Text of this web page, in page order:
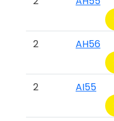
2
AH56
2
AI55